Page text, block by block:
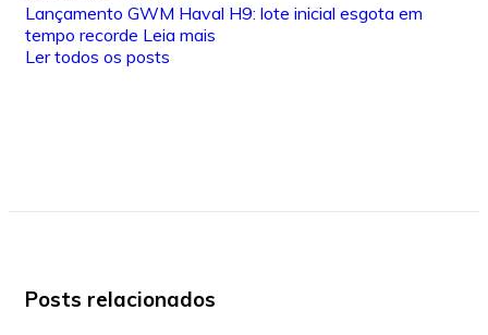
Lançamento GWM Haval H9: lote inicial esgota em
tempo recorde Leia mais
Ler todos os posts
Posts relacionados